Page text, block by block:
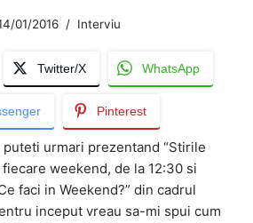
01/2016 Interviu
Twitter/X WhatsApp
Pinterest
puteti urmari prezentand “Stirile
weekend, de la 12:30 si
faci in Weekend?” din cadrul
inceput vreau sa-mi spui cum